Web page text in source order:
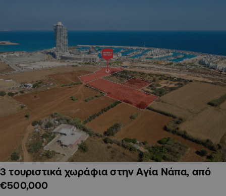
3 τουριστικά χωράφια στην Αγία Νάπα, από
€500,000